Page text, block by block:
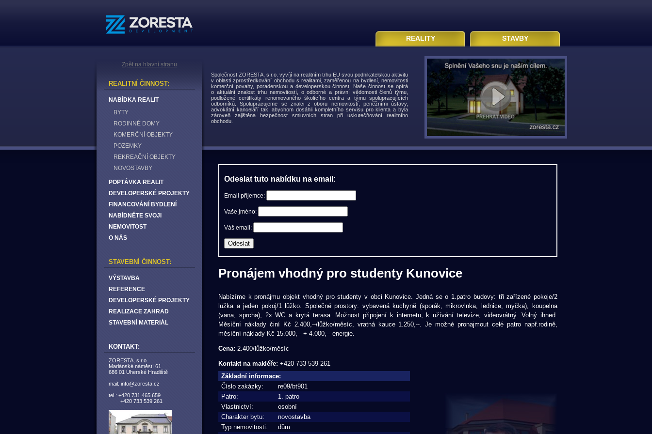
REALITY STAVBY
Zpět na hlavní stranu
REALITNÍ ČINNOST:
NABÍDKA REALIT
BYTY
RODINNÉ DOMY
KOMERČNÍ OBJEKTY
POZEMKY
REKREAČNÍ OBJEKTY
NOVOSTAVBY
POPTÁVKA REALIT
DEVELOPERSKÉ PROJEKTY
FINANCOVÁNÍ BYDLENÍ
NABÍDNĚTE SVOJI
NEMOVITOST
O NÁS
STAVEBNÍ ČINNOST:
VÝSTAVBA
REFERENCE
DEVELOPERSKÉ PROJEKTY
REALIZACE ZAHRAD
STAVEBNÍ MATERIÁL
KONTAKT:
ZORESTA, s.r.o.
Mariánské náměstí 61
686 01 Uherské Hradiště
mail: info@zoresta.cz
tel.: +420 731 465 659
+420 733 539 261
Společnost ZORESTA, s.r.o. vyvíjí na realitním trhu EU svou podnikatelskou aktivitu
v oblasti zprostředkování obchodu s realitami, zaměřenou na bydlení, nemovitosti
komerční povahy, poradenskou a developerskou činnost. Naše činnost se opírá
o aktuální znalost trhu nemovitostí, o odborné a právní vědomosti členů týmu,
podložené certifikáty renomovaného školícího centra a týmu spolupracujících
odborníků. Spolupracujeme se znalci z oboru nemovitostí, peněžními ústavy,
advokátní kanceláří tak, abychom dosáhli kompletního servisu pro klienta a byla
zároveň zajištěna bezpečnost smluvních stran při uskutečňování realitního
obchodu.
Odeslat tuto nabídku na email:
Email příjemce:
Vaše jméno:
Váš email:
Pronájem vhodný pro studenty Kunovice
Nabízíme k pronájmu objekt vhodný pro studenty v obci Kunovice. Jedná se o 1.patro budovy: tři zařízené pokoje/2
lůžka a jeden pokoj/1 lůžko. Společné prostory: vybavená kuchyně (sporák, mikrovlnka, lednice, myčka), koupelna
(vana, sprcha), 2x WC a krytá terasa. Možnost připojení k internetu, k užívání televize, videovrátný. Volný ihned.
Měsíční náklady činí Kč 2.400,--/lůžko/měsíc, vratná kauce 1.250,--. Je možné pronajmout celé patro např.rodině,
měsíční náklady Kč 15.000,-- + 4.000,-- energie.
Cena: 2.400/lůžko/měsíc
Kontakt na makléře: +420 733 539 261
Základní informace:
Číslo zakázky:
re09/bt901
Patro:
1. patro
Vlastnictví:
osobní
Charakter bytu:
novostavba
Typ nemovitosti:
dům